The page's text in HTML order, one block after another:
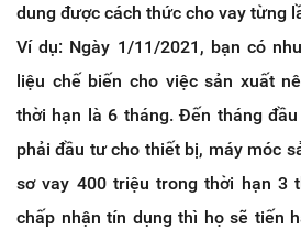
dung được cách thức cho vay từng
Ví dụ: Ngày 1/11/2021, bạn có
liệu chế biến cho việc sản xuất
thời hạn là 6 tháng. Đến tháng
phải đầu tư cho thiết bị, máy móc
sơ vay 400 triệu trong thời hạn 3
chấp nhận tín dụng thì họ sẽ tiến